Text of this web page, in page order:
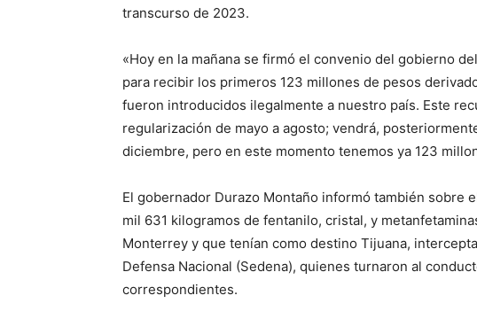
transcurso de 2023.
«Hoy en la mañana se firmó el convenio del gobierno
para recibir los primeros 123 millones de pesos
fueron introducidos ilegalmente a nuestro país. Este
regularización de mayo a agosto; vendrá,
diciembre, pero en este momento tenemos ya 123
El gobernador Durazo Montaño informó también sobre
mil 631 kilogramos de fentanilo, cristal, y
Monterrey y que tenían como destino Tijuana,
Defensa Nacional (Sedena), quienes turnaron al
correspondientes.